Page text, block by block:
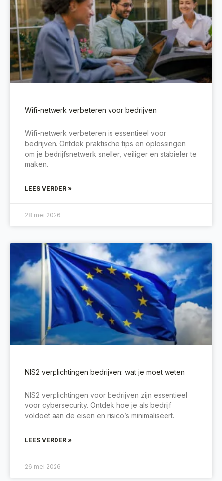
Wifi-netwerk verbeteren voor bedrijven
Wifi-netwerk verbeteren is essentieel voor
bedrijven. Ontdek praktische tips en oplossingen
om je bedrijfsnetwerk sneller, veiliger en stabieler te
maken.
LEES VERDER »
28 mei 2026
NIS2 verplichtingen bedrijven: wat je moet weten
NIS2 verplichtingen voor bedrijven zijn essentieel
voor cybersecurity. Ontdek hoe je als bedrijf
voldoet aan de eisen en risico’s minimaliseert.
LEES VERDER »
26 mei 2026